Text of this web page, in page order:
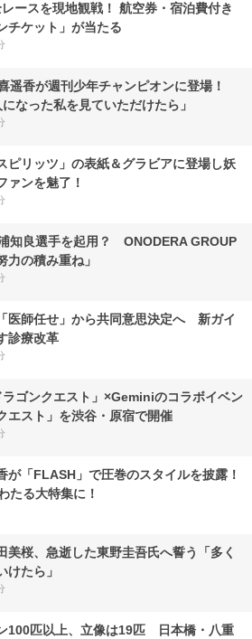
ースを現地観戦！ 航空券・宿泊費付き
チケット」が当たる
遥香が週刊少年チャンピオンに登場！
になった私を見ていただけたら」
ピリッツ」の表紙＆グラビアに登場し妖
ァンを魅了！
知良選手を起用？ ONODERA GROUP
力の積み重ね」
医師任せ」から共同意思決定へ 新ガイ
診療改革
ゴンクエスト」×Geminiのコラボイベン
エスト」を渋谷・原宿で開催
が「FLASH」で圧巻のスタイルを披露！
たる大特集に！
美桜、急逝した東野圭吾氏へ誓う「多く
けたら」
100匹以上、立像は19匹 日本橋・八重